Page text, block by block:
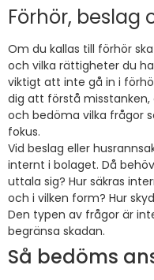
Förhör,
Om du kallas till förhör
och vilka rättigheter du
viktigt att inte gå in i
dig att förstå
och bedöma vilka frågor
fokus.
Vid beslag eller
internt i bolaget. Då
uttala sig? Hur säkras
och i vilken form? Hur
Den typen av frågor är
begränsa skadan.
Så bedöms